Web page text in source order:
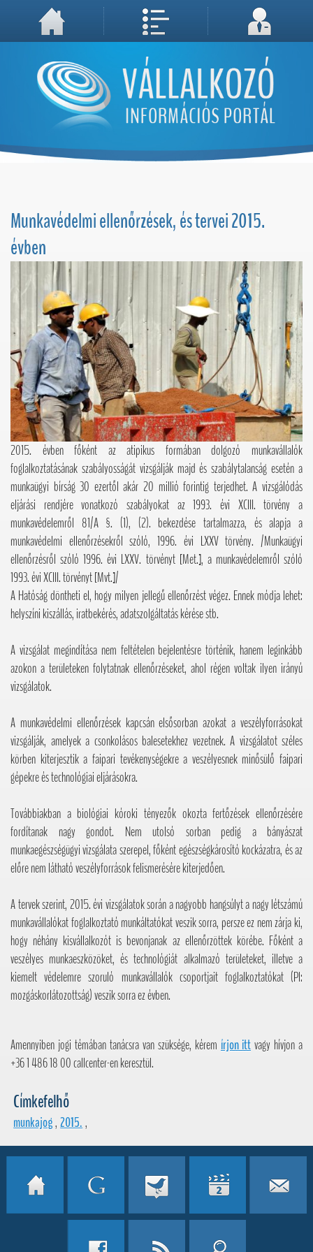
A weboldal használatával Ön elfogadja, hogy Cookie-kat (sütiket) tároljunk számítógépén. A sütik a weboldal megfelelő működéséhez
Megértettem, folytatás...
Munkavédelmi ellenőrzések, és tervei 2015.
évben
2015. évben főként az atipikus formában dolgozó munkavállalók
foglalkoztatásának szabályosságát vizsgálják majd és szabálytalanság esetén a
munkaügyi bírság 30 ezertől akár 20 millió forintig terjedhet. A vizsgálódás
eljárási rendjére vonatkozó szabályokat az 1993. évi XCIII. törvény a
munkavédelemről 81/A §. (1), (2). bekezdése tartalmazza, és alapja a
munkavédelmi ellenőrzésekről szóló, 1996. évi LXXV törvény. /Munkaügyi
ellenőrzésről szóló 1996. évi LXXV. törvényt [Met.], a munkavédelemről szóló
1993. évi XCIII. törvényt [Mvt.]/
A Hatóság döntheti el, hogy milyen jellegű ellenőrzést végez. Ennek módja lehet:
helyszíni kiszállás, iratbekérés, adatszolgáltatás kérése stb.
A vizsgálat megindítása nem feltételen bejelentésre történik, hanem leginkább
azokon a területeken folytatnak ellenőrzéseket, ahol régen voltak ilyen irányú
vizsgálatok.
A munkavédelmi ellenőrzések kapcsán elsősorban azokat a veszélyforrásokat
vizsgálják, amelyek a csonkolásos balesetekhez vezetnek. A vizsgálatot széles
körben kiterjesztik a faipari tevékenységekre a veszélyesnek minősülő faipari
gépekre és technológiai eljárásokra.
Továbbiakban a biológiai kóroki tényezők okozta fertőzések ellenőrzésére
fordítanak nagy gondot. Nem utolsó sorban pedig a bányászat
munkaegészségügyi vizsgálata szerepel, főként egészségkárosító kockázatra, és az
előre nem látható veszélyforrások felismerésére kiterjedően.
A tervek szerint, 2015. évi vizsgálatok során a nagyobb hangsúlyt a nagy létszámú
munkavállalókat foglalkoztató munkáltatókat veszik sorra, persze ez nem zárja ki,
hogy néhány kisvállalkozót is bevonjanak az ellenőrzöttek körébe. Főként a
veszélyes munkaeszközöket, és technológiát alkalmazó területeket, illetve a
kiemelt védelemre szoruló munkavállalók csoportjait foglalkoztatókat (Pl:
mozgáskorlátozottság) veszik sorra ez évben.
Amennyiben jogi témában tanácsra van szüksége, kérem írjon ittvagy hívjon a
+36 1 486 18 00 callcenter-en keresztül.
Címkefelhő
munkajog,2015.,